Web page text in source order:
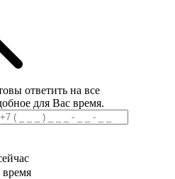
ответить на все
для Вас время.
время